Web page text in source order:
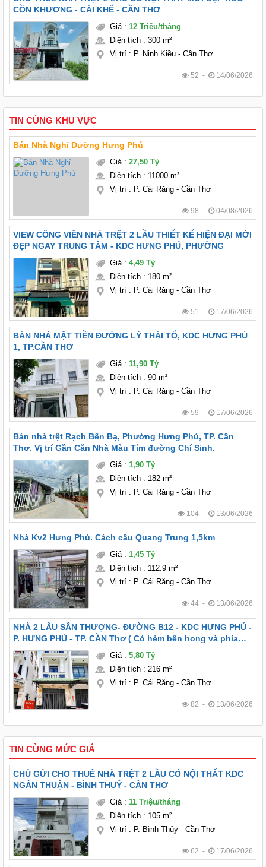
CỒN KHƯƠNG - CÁI KHẾ - CẦN THƠ
Giá: 12 Triệu/tháng
Diện tích: 300 m²
Vị trí: P. Ninh Kiều - Cần Thơ
52 - 14/06/2026
TIN CÙNG KHU VỰC
Bán Nhà Nghỉ Dưỡng Hưng Phú
Giá: 27,50 Tỷ
Diện tích: 11000 m²
Vị trí: P. Cái Răng - Cần Thơ
98 - 04/08/2026
VIEW CÔNG VIÊN NHÀ TRỆT 2 LẦU THIẾT KẾ HIỆN ĐẠI MỚI
ĐẸP NGAY TRUNG TÂM - KDC HƯNG PHÚ, PHƯỜNG
Giá: 4,49 Tỷ
Diện tích: 180 m²
Vị trí: P. Cái Răng - Cần Thơ
51 - 17/06/2026
BÁN NHÀ MẶT TIỀN ĐƯỜNG LÝ THÁI TỔ, KDC HƯNG PHÚ
1, TP.CẦN THƠ
Giá: 11,90 Tỷ
Diện tích: 90 m²
Vị trí: P. Cái Răng - Cần Thơ
59 - 17/06/2026
Bán nhà trệt Rạch Bến Bạ, Phường Hưng Phú, TP. Cần
Thơ. Vị trí Gần Căn Nhà Màu Tím đường Chí Sinh.
Giá: 1,90 Tỷ
Diện tích: 182 m²
Vị trí: P. Cái Răng - Cần Thơ
104 - 13/06/2026
Nhà Kv2 Hưng Phú. Cách cầu Quang Trung 1,5km
Giá: 1,45 Tỷ
Diện tích: 112.9 m²
Vị trí: P. Cái Răng - Cần Thơ
44 - 13/06/2026
NHÀ 2 LẦU SÂN THƯỢNG- ĐƯỜNG B12 - KDC HƯNG PHÚ -
P. HƯNG PHÚ - TP. CẦN Thơ ( Có hẻm bên hong và phía
sau nhà)
Giá: 5,80 Tỷ
Diện tích: 216 m²
Vị trí: P. Cái Răng - Cần Thơ
82 - 13/06/2026
TIN CÙNG MỨC GIÁ
CHỦ GỬI CHO THUÊ NHÀ TRỆT 2 LẦU CÓ NỘI THẤT KDC
NGÂN THUẬN - BÌNH THUỶ - CẦN THƠ
Giá: 11 Triệu/tháng
Diện tích: 105 m²
Vị trí: P. Bình Thủy - Cần Thơ
62 - 17/06/2026